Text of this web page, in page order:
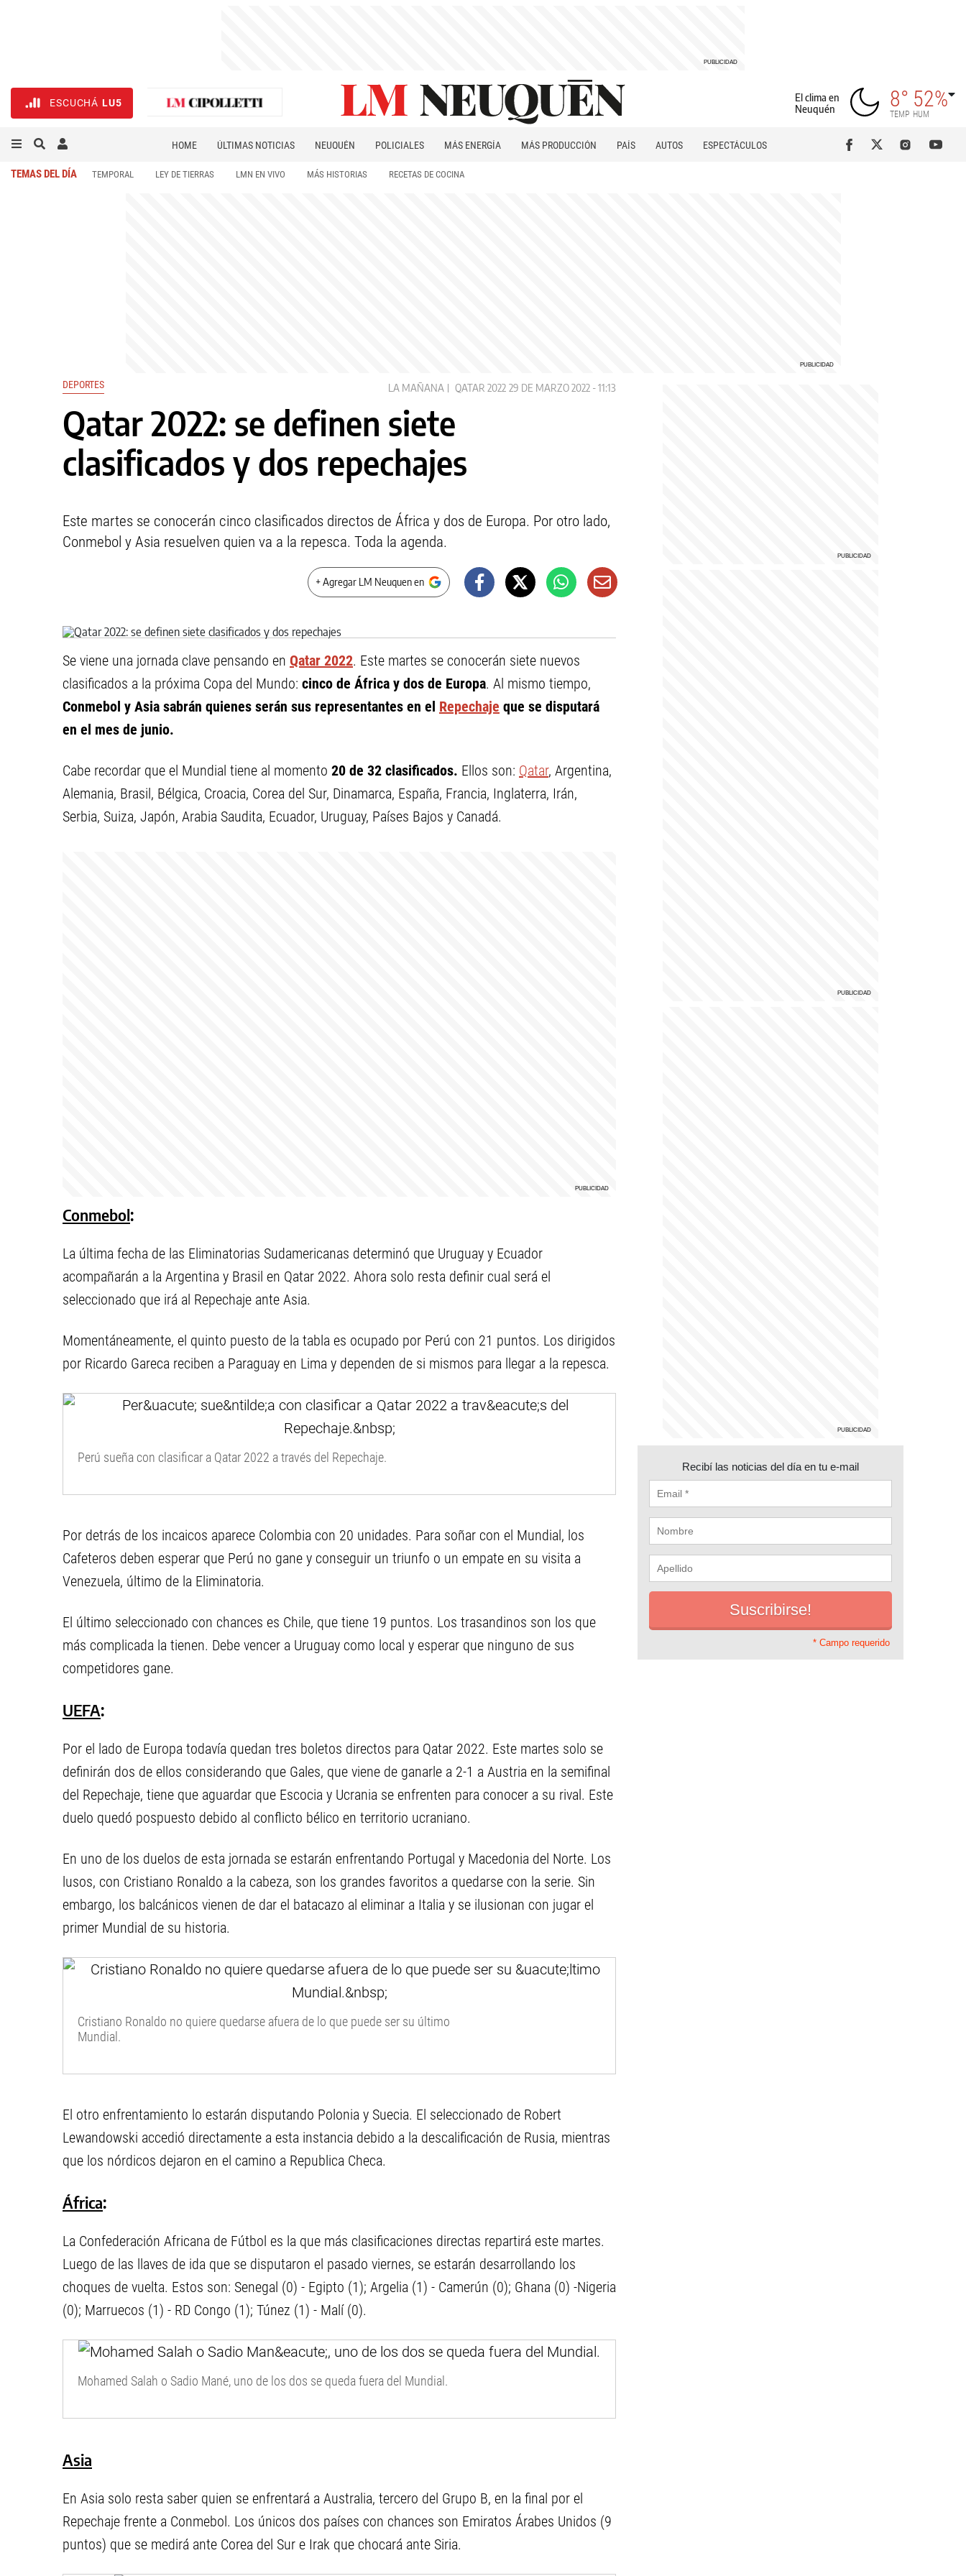
ESCUCHÁ LU5
El clima en
Neuquén
8°
TEMP
52%
HUM
HOME ÚLTIMAS NOTICIAS NEUQUÉN POLICIALES MÁS ENERGÍA MÁS PRODUCCIÓN PAÍS AUTOS
ESPECTÁCULOS
TEMAS DEL DÍA TEMPORAL LEY DE TIERRAS LMN EN VIVO MÁS HISTORIAS RECETAS DE COCINA
DEPORTES LA MAÑANA QATAR 2022 29 DE MARZO 2022 - 11:13
Qatar 2022: se definen siete
clasificados y dos repechajes
Este martes se conocerán cinco clasificados directos de África y dos de Europa. Por otro lado,
Conmebol y Asia resuelven quien va a la repesca. Toda la agenda.
+ Agregar LM Neuquen en
Se viene una jornada clave pensando en Qatar 2022. Este martes se conocerán siete nuevos
clasificados a la próxima Copa del Mundo: cinco de África y dos de Europa. Al mismo tiempo,
Conmebol y Asia sabrán quienes serán sus representantes en el Repechaje que se disputará
en el mes de junio.
Cabe recordar que el Mundial tiene al momento 20 de 32 clasificados. Ellos son: Qatar, Argentina,
Alemania, Brasil, Bélgica, Croacia, Corea del Sur, Dinamarca, España, Francia, Inglaterra, Irán,
Serbia, Suiza, Japón, Arabia Saudita, Ecuador, Uruguay, Países Bajos y Canadá.
Conmebol:
La última fecha de las Eliminatorias Sudamericanas determinó que Uruguay y Ecuador
acompañarán a la Argentina y Brasil en Qatar 2022. Ahora solo resta definir cual será el
seleccionado que irá al Repechaje ante Asia.
Momentáneamente, el quinto puesto de la tabla es ocupado por Perú con 21 puntos. Los dirigidos
por Ricardo Gareca reciben a Paraguay en Lima y dependen de si mismos para llegar a la repesca.
Perú sueña con clasificar a Qatar 2022 a través del Repechaje.
Por detrás de los incaicos aparece Colombia con 20 unidades. Para soñar con el Mundial, los
Cafeteros deben esperar que Perú no gane y conseguir un triunfo o un empate en su visita a
Venezuela, último de la Eliminatoria.
El último seleccionado con chances es Chile, que tiene 19 puntos. Los trasandinos son los que
más complicada la tienen. Debe vencer a Uruguay como local y esperar que ninguno de sus
competidores gane.
UEFA:
Por el lado de Europa todavía quedan tres boletos directos para Qatar 2022. Este martes solo se
definirán dos de ellos considerando que Gales, que viene de ganarle a 2-1 a Austria en la semifinal
del Repechaje, tiene que aguardar que Escocia y Ucrania se enfrenten para conocer a su rival. Este
duelo quedó pospuesto debido al conflicto bélico en territorio ucraniano.
En uno de los duelos de esta jornada se estarán enfrentando Portugal y Macedonia del Norte. Los
lusos, con Cristiano Ronaldo a la cabeza, son los grandes favoritos a quedarse con la serie. Sin
embargo, los balcánicos vienen de dar el batacazo al eliminar a Italia y se ilusionan con jugar el
primer Mundial de su historia.
Cristiano Ronaldo no quiere quedarse afuera de lo que puede ser su último
Mundial.
El otro enfrentamiento lo estarán disputando Polonia y Suecia. El seleccionado de Robert
Lewandowski accedió directamente a esta instancia debido a la descalificación de Rusia, mientras
que los nórdicos dejaron en el camino a Republica Checa.
África:
La Confederación Africana de Fútbol es la que más clasificaciones directas repartirá este martes.
Luego de las llaves de ida que se disputaron el pasado viernes, se estarán desarrollando los
choques de vuelta. Estos son: Senegal (0) - Egipto (1); Argelia (1) - Camerún (0); Ghana (0) -Nigeria
(0); Marruecos (1) - RD Congo (1); Túnez (1) - Malí (0).
Mohamed Salah o Sadio Mané, uno de los dos se queda fuera del Mundial.
Asia
En Asia solo resta saber quien se enfrentará a Australia, tercero del Grupo B, en la final por el
Repechaje frente a Conmebol. Los únicos dos países con chances son Emiratos Árabes Unidos (9
puntos) que se medirá ante Corea del Sur e Irak que chocará ante Siria.
Recibí las noticias del día en tu e-mail
* Campo requerido